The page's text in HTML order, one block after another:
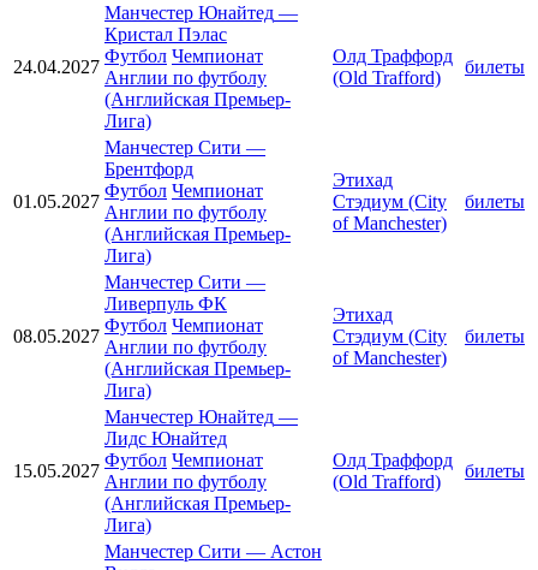
24.04.2027
Манчестер Юнайтед —
Кристал Пэлас
Футбол Чемпионат
Англии по футболу
(Английская Премьер-
Лига)
Олд Траффорд
(Old Trafford)
билеты
01.05.2027
Манчестер Сити —
Брентфорд
Футбол Чемпионат
Англии по футболу
(Английская Премьер-
Лига)
Этихад
Стэдиум (City
of Manchester)
билеты
08.05.2027
Манчестер Сити —
Ливерпуль ФК
Футбол Чемпионат
Англии по футболу
(Английская Премьер-
Лига)
Этихад
Стэдиум (City
of Manchester)
билеты
15.05.2027
Манчестер Юнайтед —
Лидс Юнайтед
Футбол Чемпионат
Англии по футболу
(Английская Премьер-
Лига)
Олд Траффорд
(Old Trafford)
билеты
Манчестер Сити — Астон